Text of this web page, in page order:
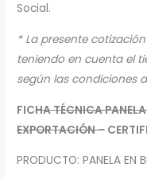
Social.
* La presente cotización
teniendo en cuenta el
según las condiciones
FICHA TÉCNICA
EXPORTACIÓN –
PRODUCTO: PANELA EN